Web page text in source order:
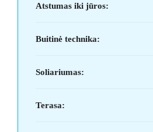
Atstumas iki jūros:
Buitinė technika:
Soliariumas:
Terasa: